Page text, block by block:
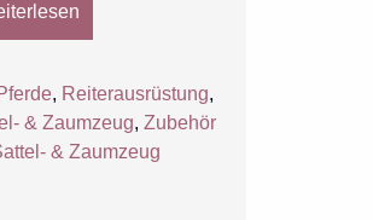
, Reiterausrüstung,
& Zaumzeug, Zubehör
& Zaumzeug